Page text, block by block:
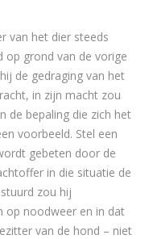
van het dier steeds
op grond van de vorige
de gedraging van het
in zijn macht zou
de bepaling die zich het
voorbeeld. Stel een
gebeten door de
in die situatie de
zou hij
op noodweer en in dat
van de hond – niet